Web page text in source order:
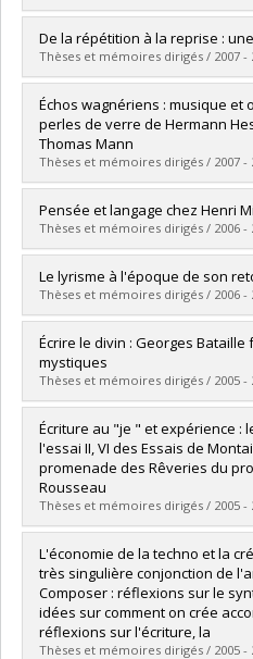
Diplômé(e) :Zarnoveanu,
Cycle : Maîtrise
Diplôme obtenu :M.A.
Lien vers le document dans
De la répétition à la reprise :
Thèses et mémoires dirigés / 2007 -
Diplômé(e) :Bélanger
Cycle : Maîtrise
Diplôme obtenu :
Lien vers le document dans
Échos wagnériens : musique et
perles de verre de Hermann
Thomas Mann
Thèses et mémoires dirigés / 2007 -
Diplômé(e) :Lamontagne,
Cycle : Maîtrise
Diplôme obtenu :M.A.
Lien vers le document dans
Pensée et langage chez Henri
Thèses et mémoires dirigés / 2006 -
Diplômé(e) :Charron-Cabana,
Cycle : Maîtrise
Diplôme obtenu :M.A.
Lien vers le document dans
Le lyrisme à l'époque de son
Thèses et mémoires dirigés / 2006 -
Diplômé(e) : Arsenault, Mathieu
Cycle :Doctorat
Diplôme obtenu :Ph. D.
Lien vers le document dans
Écrire le divin : Georges Bataille
mystiques
Thèses et mémoires dirigés / 2005 -
Diplômé(e) :Breton, Mahité
Cycle : Maîtrise
Diplôme obtenu :M.A.
Lien vers le document dans
Écriture au "je " et expérience :
l'essai II, VI des Essais de
promenade des Rêveries du
Rousseau
Thèses et mémoires dirigés / 2005 -
Diplômé(e) :Des Marais, Luce
Cycle :Maîtrise
Diplôme obtenu :M.A.
Lien vers le document dans
L'économie de la techno et la
très singulière conjonction de
Composer : réflexions sur le
idées sur comment on crée
réflexions sur l'écriture, la
Thèses et mémoires dirigés / 2005 -